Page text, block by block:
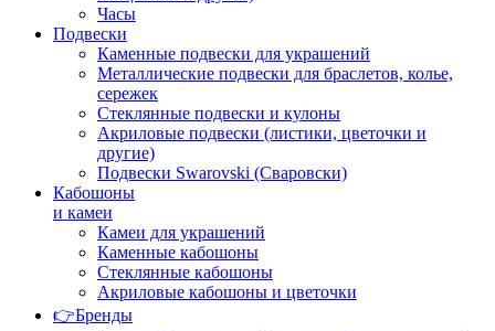
Часы
Подвески
Каменные подвески для украшений
Металлические подвески для браслетов, колье,
сережек
Стеклянные подвески и кулоны
Акриловые подвески (листики, цветочки и
другие)
Подвески Swarovski (Сваровски)
Кабошоны
и камеи
Камеи для украшений
Каменные кабошоны
Стеклянные кабошоны
Акриловые кабошоны и цветочки
👉Бренды